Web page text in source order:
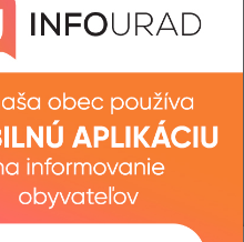
IČO: 00331465